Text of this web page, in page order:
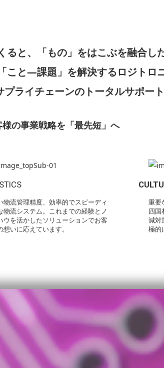
ると、「もの」をはこぶを融合し
こと―課題」を解決するロジトロ
プライチェーンのトータルサポー
様の事業戦略を「最先短」へ
STICS
物流管理精度、効率的でスピーディ
物流システム。これまでの経験とノ
ウを活かしたソリューションでお客
想いに応えています。
重要
四国
減対
極的